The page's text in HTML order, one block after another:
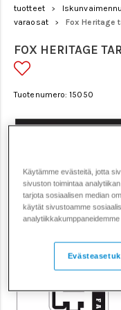
tuotteet
>
varaosat
> Fox Heritage
FOX HERITAGE
Tuotenumero: 15050
Käytämme evästeitä, jotta
sivuston toimintaa
tarjota sosiaalisen median
käytät sivustoamme
analytiikkakumppaneidemme